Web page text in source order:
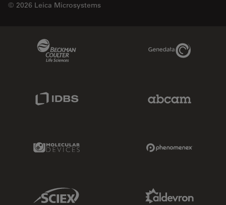
© 2026 Leica Microsystems
Genedata Link
Molecular Devices Link
Sciex Link